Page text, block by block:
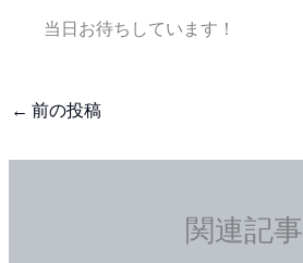
当日お待ちしています！
← 前の投稿
関連記事